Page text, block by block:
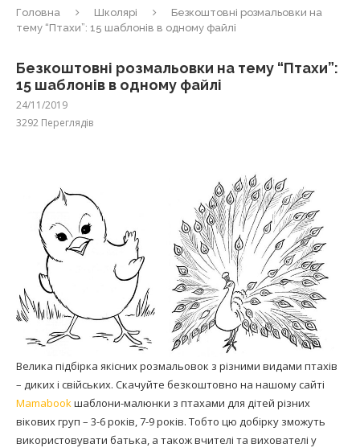
Головна Школярі
Безкоштовні розмальовки на
тему “Птахи”: 15 шаблонів в одному файлі
Безкоштовні розмальовки на тему “Птахи”:
15 шаблонів в одному файлі
24/11/2019
3292 Переглядів
Велика підбірка якісних розмальовок з різними видами птахів
– диких і свійських. Скачуйте безкоштовно на нашому сайті
Mamabookшаблони-малюнки з птахами для дітей різних
вікових груп – 3-6 років, 7-9 років. Тобто цю добірку зможуть
використовувати батька, а також вчителі та вихователі у